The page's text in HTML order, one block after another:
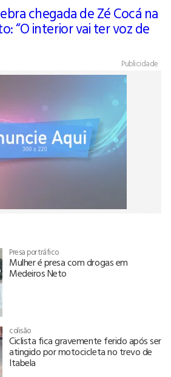
chegada de Zé Cocá na
“O interior vai ter voz de
Publicidade
Presa por tráfico
Mulher é presa com drogas em
Medeiros Neto
colisão
Ciclista fica gravemente ferido após ser
atingido por motocicleta no trevo de
Itabela